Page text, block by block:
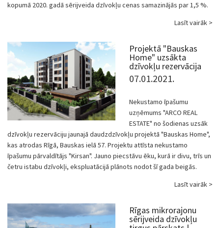
kopumā 2020. gadā sērijveida dzīvokļu cenas samazinājās par 1,5 %.
Lasīt vairāk >
Projektā "Bauskas
Home" uzsākta
dzīvokļu rezervācija
07.01.2021.
Nekustamo īpašumu
uzņēmums "ARCO REAL
ESTATE" no šodienas uzsāk
dzīvokļu rezervāciju jaunajā daudzdzīvokļu projektā "Bauskas Home",
kas atrodas Rīgā, Bauskas ielā 57. Projektu attīsta nekustamo
īpašumu pārvaldītājs "Kirsan". Jauno piecstāvu ēku, kurā ir divu, trīs un
četru istabu dzīvokļi, ekspluatācijā plānots nodot šī gada beigās.
Lasīt vairāk >
Rīgas mikrorajonu
sērijveida dzīvokļu